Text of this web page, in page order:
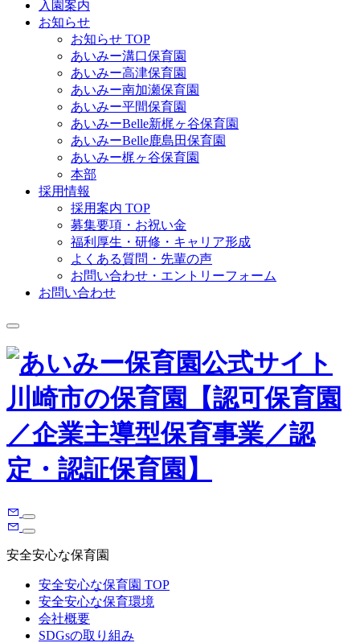
入園案内
お知らせ
お知らせ TOP
あいみー溝口保育園
あいみー高津保育園
あいみー南加瀬保育園
あいみー平間保育園
あいみーBelle新梶ヶ谷保育園
あいみーBelle鹿島田保育園
あいみー梶ヶ谷保育園
本部
採用情報
採用案内 TOP
募集要項・お祝い金
福利厚生・研修・キャリア形成
よくある質問・先輩の声
お問い合わせ・エントリーフォーム
お問い合わせ
安全安心な保育園
安全安心な保育園 TOP
安全安心な保育環境
会社概要
SDGsの取り組み